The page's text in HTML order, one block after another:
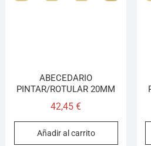
ABECEDARIO
PINTAR/ROTULAR 20MM
42,45€
Añadir al carrito